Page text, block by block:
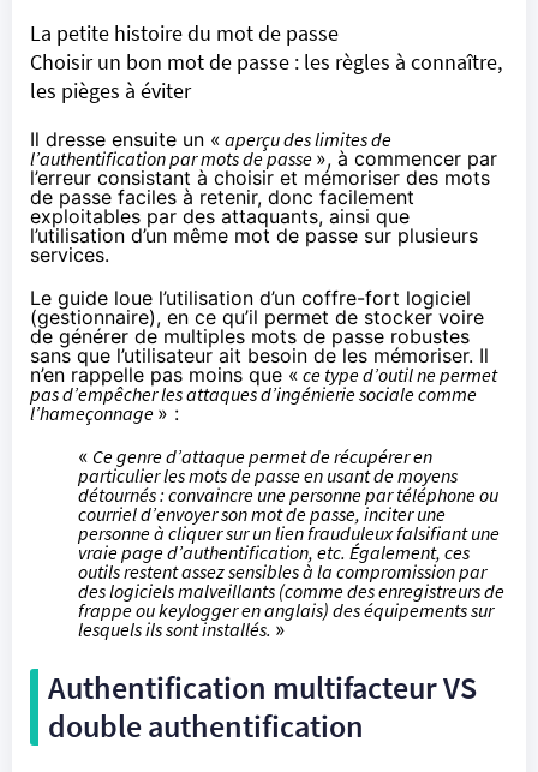
La petite histoire du mot de passe
Choisir un bon mot de passe : les règles à connaître,
les pièges à éviter
Il dresse ensuite un « aperçu des limites de
l’authentification par mots de passe », à commencer par
l’erreur consistant à choisir et mémoriser des mots
de passe faciles à retenir, donc facilement
exploitables par des attaquants, ainsi que
l’utilisation d’un même mot de passe sur plusieurs
services.
Le guide loue l’utilisation d’un coffre-fort logiciel
(gestionnaire), en ce qu’il permet de stocker voire
de générer de multiples mots de passe robustes
sans que l’utilisateur ait besoin de les mémoriser. Il
n’en rappelle pas moins que « ce type d’outil ne permet
pas d’empêcher les attaques d’ingénierie sociale comme
l’hameçonnage » :
« Ce genre d’attaque permet de récupérer en
particulier les mots de passe en usant de moyens
détournés : convaincre une personne par téléphone ou
courriel d’envoyer son mot de passe, inciter une
personne à cliquer sur un lien frauduleux falsifiant une
vraie page d’authentification, etc. Également, ces
outils restent assez sensibles à la compromission par
des logiciels malveillants (comme des enregistreurs de
frappe ou keylogger en anglais) des équipements sur
lesquels ils sont installés. »
Authentification multifacteur VS
double authentification